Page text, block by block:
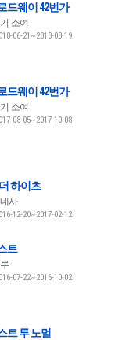
드웨이 42번가
소여
06-21~2018-08-19
드웨이 42번가
소여
08-05~2017-10-08
하이츠
사
12-20~2017-02-12
트
07-22~2016-10-02
트 투 노멀